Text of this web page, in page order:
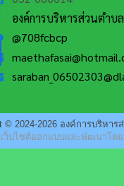
องค์การบริหารส่วนตำบ
@708fcbcp
© 2024-2026 องค์การบริหา
เว็บไซต์ออกแบบและพัฒนาโดย